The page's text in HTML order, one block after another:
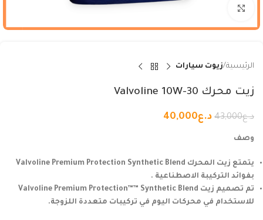
الرئيسية زيوت سيارات
زيت محرك Valvoline 10W-30
د.ع43,000 د.ع40,000
وصف
يتمتع زيت المحرك Valvoline Premium Protection Synthetic Blend
بفوائد التركيبة الاصطناعية .
تم تصميم زيت Valvoline Premium Protection™™ Synthetic Blend
للاستخدام في محركات اليوم في تركيبات متعددة اللزوجة.